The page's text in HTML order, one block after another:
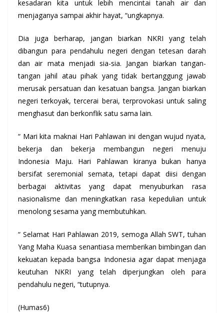
kesadaran kita untuk lebih mencintai tanah air dan
menjaganya sampai akhir hayat, “ungkapnya.
Dia juga berharap, jangan biarkan NKRI yang telah
dibangun para pendahulu negeri dengan tetesan darah
dan air mata menjadi sia-sia. Jangan biarkan tangan-
tangan jahil atau pihak yang tidak bertanggung jawab
merusak persatuan dan kesatuan bangsa. Jangan biarkan
negeri terkoyak, tercerai berai, terprovokasi untuk saling
menghasut dan berkonflik satu sama lain.
“ Mari kita maknai Hari Pahlawan ini dengan wujud nyata,
bekerja dan bekerja membangun negeri menuju
Indonesia Maju. Hari Pahlawan kiranya bukan hanya
bersifat seremonial semata, tetapi dapat diisi dengan
berbagai aktivitas yang dapat menyuburkan rasa
nasionalisme dan meningkatkan rasa kepedulian untuk
menolong sesama yang membutuhkan.
“ Selamat Hari Pahlawan 2019, semoga Allah SWT, tuhan
Yang Maha Kuasa senantiasa memberikan bimbingan dan
kekuatan kepada bangsa Indonesia agar dapat menjaga
keutuhan NKRI yang telah diperjungkan oleh para
pendahulu negeri, “tutupnya.
(Humas6)